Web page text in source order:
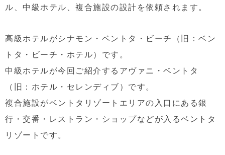
ル、中級ホテル、複合施設の設計を依頼されます。
高級ホテルがシナモン・ベントタ・ビーチ（旧：ベン
トタ・ビーチ・ホテル）です。
中級ホテルが今回ご紹介するアヴァニ・ベントタ
（旧：ホテル・セレンディブ）です。
複合施設がベントタリゾートエリアの入口にある銀
行・交番・レストラン・ショップなどが入るベントタ
リゾートです。